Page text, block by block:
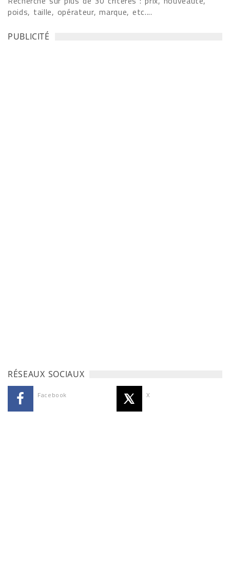
poids, taille, opérateur, marque, etc....
PUBLICITÉ
RÉSEAUX SOCIAUX
Facebook X